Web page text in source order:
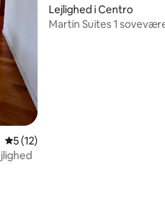
5 ud af 5 i gennemsnitlig
5 (12)
Lejlighed i Centro
Martin Suites 1